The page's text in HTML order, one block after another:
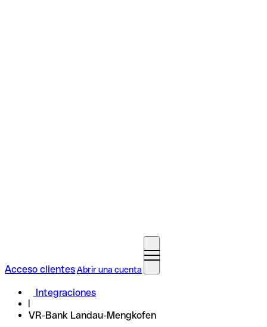
Acceso clientesAbrir una cuenta
Integraciones
VR-Bank Landau-Mengkofen